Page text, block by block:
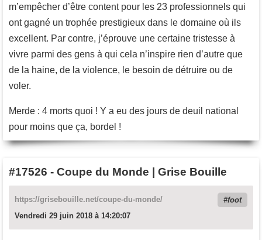
m’empêcher d’être content pour les 23 professionnels qui
ont gagné un trophée prestigieux dans le domaine où ils
excellent. Par contre, j’éprouve une certaine tristesse à
vivre parmi des gens à qui cela n’inspire rien d’autre que
de la haine, de la violence, le besoin de détruire ou de
voler.
Merde : 4 morts quoi ! Y a eu des jours de deuil national
pour moins que ça, bordel !
#17526 - Coupe du Monde | Grise Bouille
https://grisebouille.net/coupe-du-monde/
foot
Vendredi 29 juin 2018 à 14:20:07